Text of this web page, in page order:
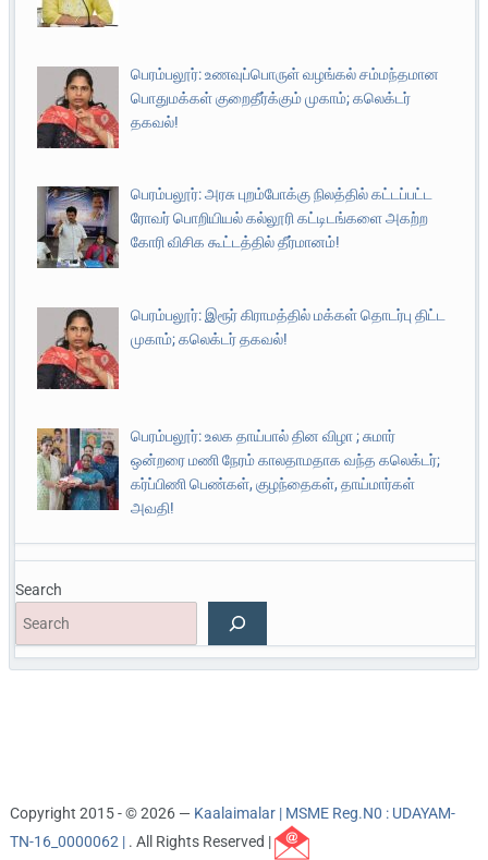
பெரம்பலூர்: உணவுப்பொருள் வழங்கல் சம்மந்தமான
பொதுமக்கள் குறைதீர்க்கும் முகாம்; கலெக்டர்
தகவல்!
பெரம்பலூர்: அரசு புறம்போக்கு நிலத்தில் கட்டப்பட்ட
ரோவர் பொறியியல் கல்லூரி கட்டிடங்களை அகற்ற
கோரி விசிக கூட்டத்தில் தீர்மானம்!
பெரம்பலூர்: இரூர் கிராமத்தில் மக்கள் தொடர்பு திட்ட
முகாம்; கலெக்டர் தகவல்!
பெரம்பலூர்: உலக தாய்பால் தின விழா ; சுமார்
ஒன்றரை மணி நேரம் காலதாமதாக வந்த கலெக்டர்;
கர்ப்பிணி பெண்கள், குழந்தைகள், தாய்மார்கள்
அவதி!
Search
Copyright 2015 - © 2026 — Kaalaimalar | MSME Reg.N0 : UDAYAM-
TN-16_0000062 | . All Rights Reserved |